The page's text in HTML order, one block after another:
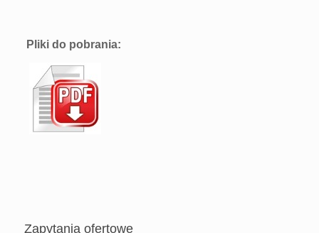
Pliki do pobrania:
Zapytania ofertowe